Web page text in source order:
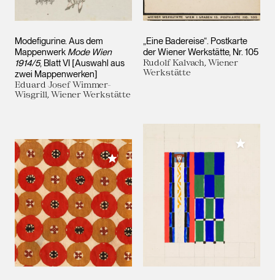
Modefigurine. Aus dem
Mappenwerk Mode Wien
1914/5, Blatt VI [Auswahl aus
zwei Mappenwerken]
Eduard Josef Wimmer-
Wisgrill, Wiener Werkstätte
„Eine Badereise“. Postkarte
der Wiener Werkstätte, Nr. 105
Rudolf Kalvach, Wiener
Werkstätte
Meiner Sammlung hinzufügen
Meiner